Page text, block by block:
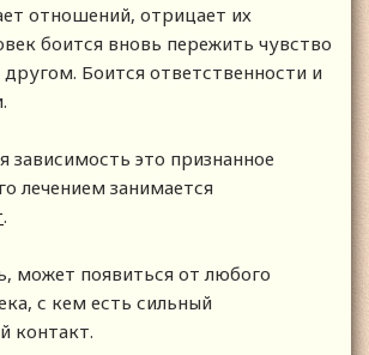
отношений, отрицает их
боится вновь пережить чувство
Боится ответственности и
зависимость это признанное
лечением занимается
.
может появиться от любого
с кем есть сильный
контакт.